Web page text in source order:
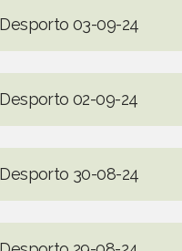
03-09-24
02-09-24
30-08-24